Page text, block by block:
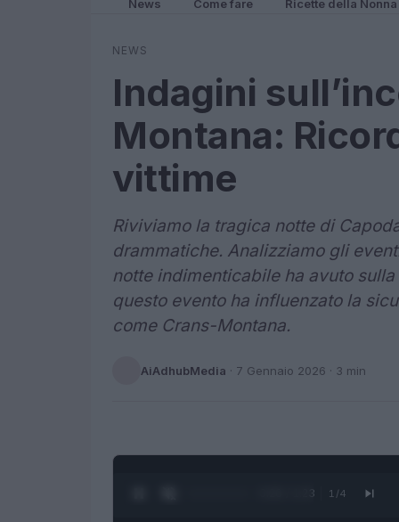
News Come fare Ricette della Nonna
NEWS
Indagini
Montana:
vittime
Riviviamo la tragica notte di
drammatiche. Analizziamo gli
notte indimenticabile ha avuto
questo evento ha influenzato la
come Crans-Montana.
AiAdhubMedia · 7 Gennaio 2026 · 3 min
0:27 / 1:23 1 /4